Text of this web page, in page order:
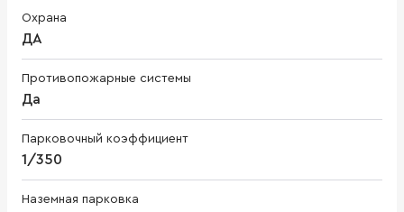
Охрана
ДА
Противопожарные системы
Да
Парковочный коэффициент
1/350
Наземная парковка